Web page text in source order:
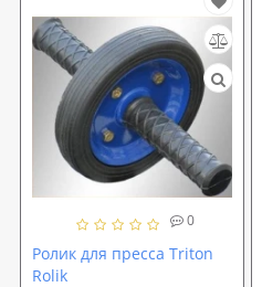
0
Ролик для пресса Triton
Rolik